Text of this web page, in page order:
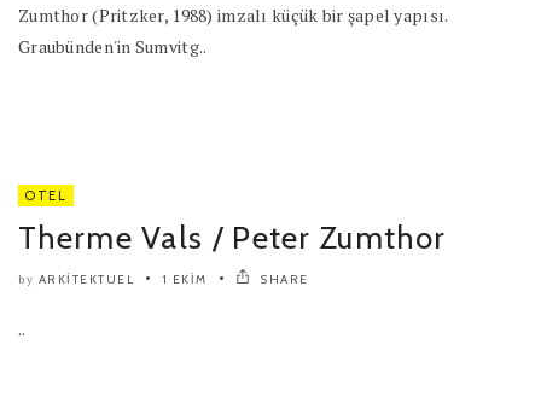
Zumthor (Pritzker, 1988) imzalı küçük bir şapel yapısı.
Graubünden'in Sumvitg..
OTEL
Therme Vals / Peter Zumthor
by ARKITEKTUEL 1 EKIM SHARE
..